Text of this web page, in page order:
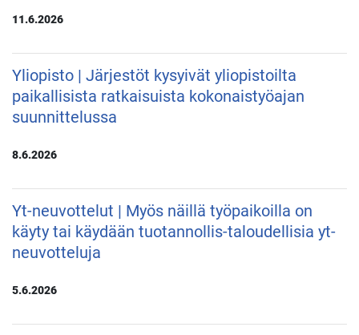
11.6.2026
Yliopisto | Järjestöt kysyivät yliopistoilta
paikallisista ratkaisuista kokonaistyöajan
suunnittelussa
8.6.2026
Yt-neuvottelut | Myös näillä työpaikoilla on
käyty tai käydään tuotannollis-taloudellisia yt-
neuvotteluja
5.6.2026